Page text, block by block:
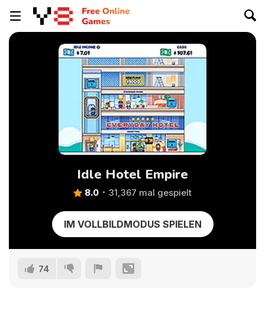
Idle Hotel Empire
8.0 31,367 mal gespielt
IM VOLLBILDMODUS SPIELEN
74